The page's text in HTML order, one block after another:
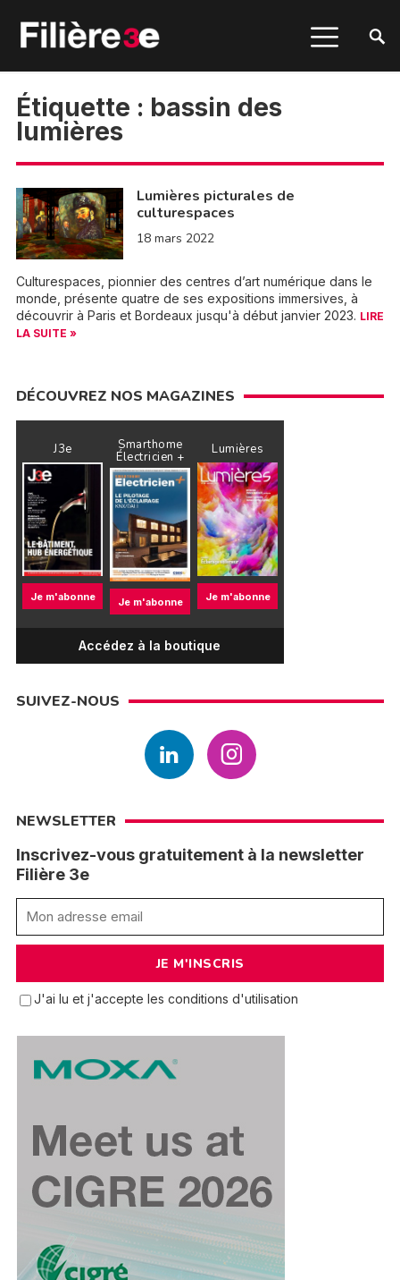
Étiquette : bassin des
lumières
Lumières picturales de
culturespaces
18 mars 2022
Culturespaces, pionnier des centres d’art numérique dans le
monde, présente quatre de ses expositions immersives, à
découvrir à Paris et Bordeaux jusqu'à début janvier 2023. LIRE
LA SUITE »
DÉCOUVREZ NOS MAGAZINES
J3e
Je m'abonne
Smarthome
Électricien +
Je m'abonne
Lumières
Je m'abonne
Accédez à la boutique
SUIVEZ-NOUS
NEWSLETTER
Inscrivez-vous gratuitement à la newsletter
Filière 3e
J'ai lu et j'accepte les conditions d'utilisation